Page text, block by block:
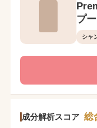
プ
シャ
成分解析スコア 総